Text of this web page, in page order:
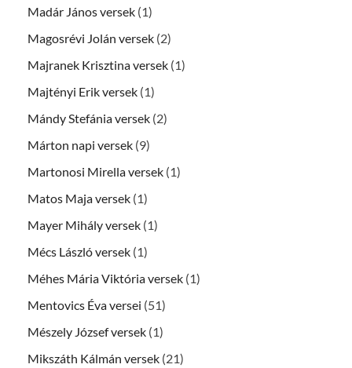
Madár János versek (1)
Magosrévi Jolán versek (2)
Majranek Krisztina versek (1)
Majtényi Erik versek (1)
Mándy Stefánia versek (2)
Márton napi versek (9)
Martonosi Mirella versek (1)
Matos Maja versek (1)
Mayer Mihály versek (1)
Mécs László versek (1)
Méhes Mária Viktória versek (1)
Mentovics Éva versei (51)
Mészely József versek (1)
Mikszáth Kálmán versek (21)